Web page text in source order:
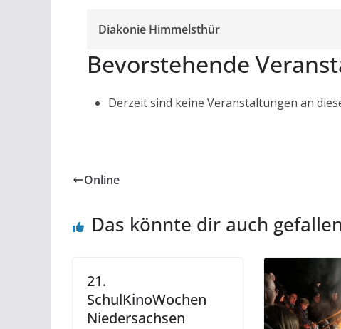
Diakonie Himmelsthür
Bevorstehende
Derzeit sind keine Veranstaltungen an
Online
Das könnte dir auch
21.
SchulKinoWochen
Niedersachsen